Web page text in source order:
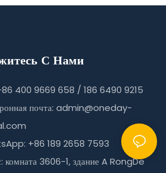
С Нами
400 9669 658 / 186 6490 9215
почта:admin@oneday-
+86 189 2658 7593
комната 3606-1, здание A RongDe